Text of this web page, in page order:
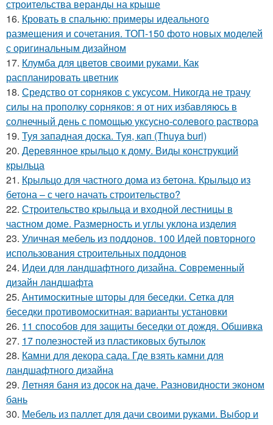
строительства веранды на крыше
16. Кровать в спальню: примеры идеального
размещения и сочетания. ТОП-150 фото новых моделей
с оригинальным дизайном
17. Клумба для цветов своими руками. Как
распланировать цветник
18. Средство от сорняков с уксусом. Никогда не трачу
силы на прополку сорняков: я от них избавляюсь в
солнечный день с помощью уксусно-солевого раствора
19. Туя западная доска. Туя, кап (Thuya burl)
20. Деревянное крыльцо к дому. Виды конструкций
крыльца
21. Крыльцо для частного дома из бетона. Крыльцо из
бетона – с чего начать строительство?
22. Строительство крыльца и входной лестницы в
частном доме. Размерность и углы уклона изделия
23. Уличная мебель из поддонов. 100 Идей повторного
использования строительных поддонов
24. Идеи для ландшафтного дизайна. Современный
дизайн ландшафта
25. Антимоскитные шторы для беседки. Сетка для
беседки противомоскитная: варианты установки
26. 11 способов для защиты беседки от дождя. Обшивка
27. 17 полезностей из пластиковых бутылок
28. Камни для декора сада. Где взять камни для
ландшафтного дизайна
29. Летняя баня из досок на даче. Разновидности эконом
бань
30. Мебель из паллет для дачи своими руками. Выбор и